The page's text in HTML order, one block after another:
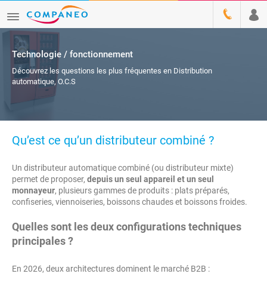
Technologie / fonctionnement
Découvrez les questions les plus fréquentes en Distribution
automatique, O.C.S
Qu’est ce qu’un distributeur combiné ?
Un distributeur automatique combiné (ou distributeur mixte)
permet de proposer, depuis un seul appareil et un seul
monnayeur, plusieurs gammes de produits : plats préparés,
confiseries, viennoiseries, boissons chaudes et boissons froides.
Quelles sont les deux configurations techniques
principales ?
En 2026, deux architectures dominent le marché B2B :